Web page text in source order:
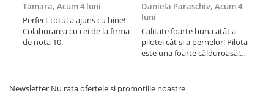
Tamara, Acum 4 luni
Perfect totul a ajuns cu bine!
Colaborarea cu cei de la firma
de nota 10.
Daniela Paraschiv, Acum 4
luni
Calitate foarte buna atât a
pilotei cât și a pernelor! Pilota
este una foarte călduroasă!
Newsletter Nu rata ofertele si promotiile noastre